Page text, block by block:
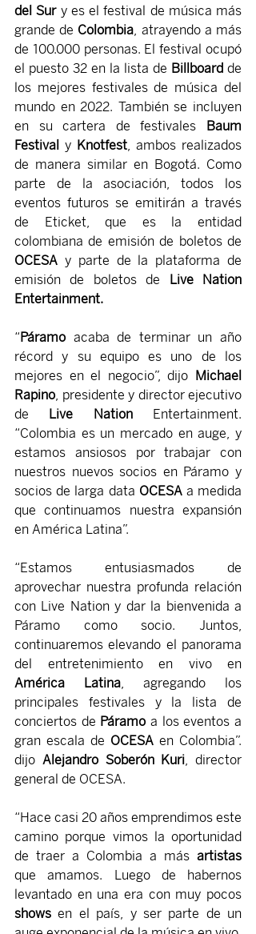
del Sur y es el festival de música más
grande de Colombia , atrayendo a más
de 100.000 personas. El festival ocupó
el puesto 32 en la lista de Billboard de
los mejores festivales de música del
mundo en 2022. También se incluyen
en su cartera de festivales Baum
Festival y Knotfest , ambos realizados
de manera similar en Bogotá. Como
parte de la asociación, todos los
eventos futuros se emitirán a través
de Eticket, que es la entidad
OCESA y parte de la plataforma de
emisión de boletos de Live Nation
Entertainment.
“Páramo acaba de terminar un año
récord y su equipo es uno de los
mejores en el negocio”, dijo Michael
Rapino , presidente y director ejecutivo
de Live Nation Entertainment.
“Colombia es un mercado en auge, y
estamos ansiosos por trabajar con
nuestros nuevos socios en Páramo y
socios de larga data OCESA a medida
que continuamos nuestra expansión
en América Latina”.
“Estamos entusiasmados de
aprovechar nuestra profunda relación
con Live Nation y dar la bienvenida a
Páramo como socio. Juntos,
continuaremos elevando el panorama
América Latina , agregando los
principales festivales y la lista de
conciertos de Páramo a los eventos a
gran escala de OCESA en Colombia”.
dijo Alejandro Soberón Kuri , director
general de OCESA.
“Hace casi 20 años emprendimos este
camino porque vimos la oportunidad
de traer a Colombia a más
que amamos. Luego de habernos
shows en el país, y ser parte de un